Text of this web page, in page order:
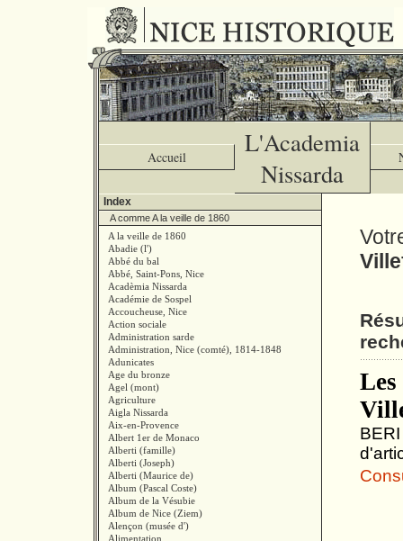
Accueil
L'Academia
Nissarda
Index
A comme A la veille de 1860
A la veille de 1860
Abadie (l')
Abbé du bal
Abbé, Saint-Pons, Nice
Acadèmia Nissarda
Académie de Sospel
Accoucheuse, Nice
Action sociale
Administration sarde
Administration, Nice (comté), 1814-1848
Adunicates
Age du bronze
Agel (mont)
Agriculture
Aigla Nissarda
Aix-en-Provence
Albert 1er de Monaco
Alberti (famille)
Alberti (Joseph)
Alberti (Maurice de)
Album (Pascal Coste)
Album de la Vésubie
Album de Nice (Ziem)
Alençon (musée d')
Alimentation
Les